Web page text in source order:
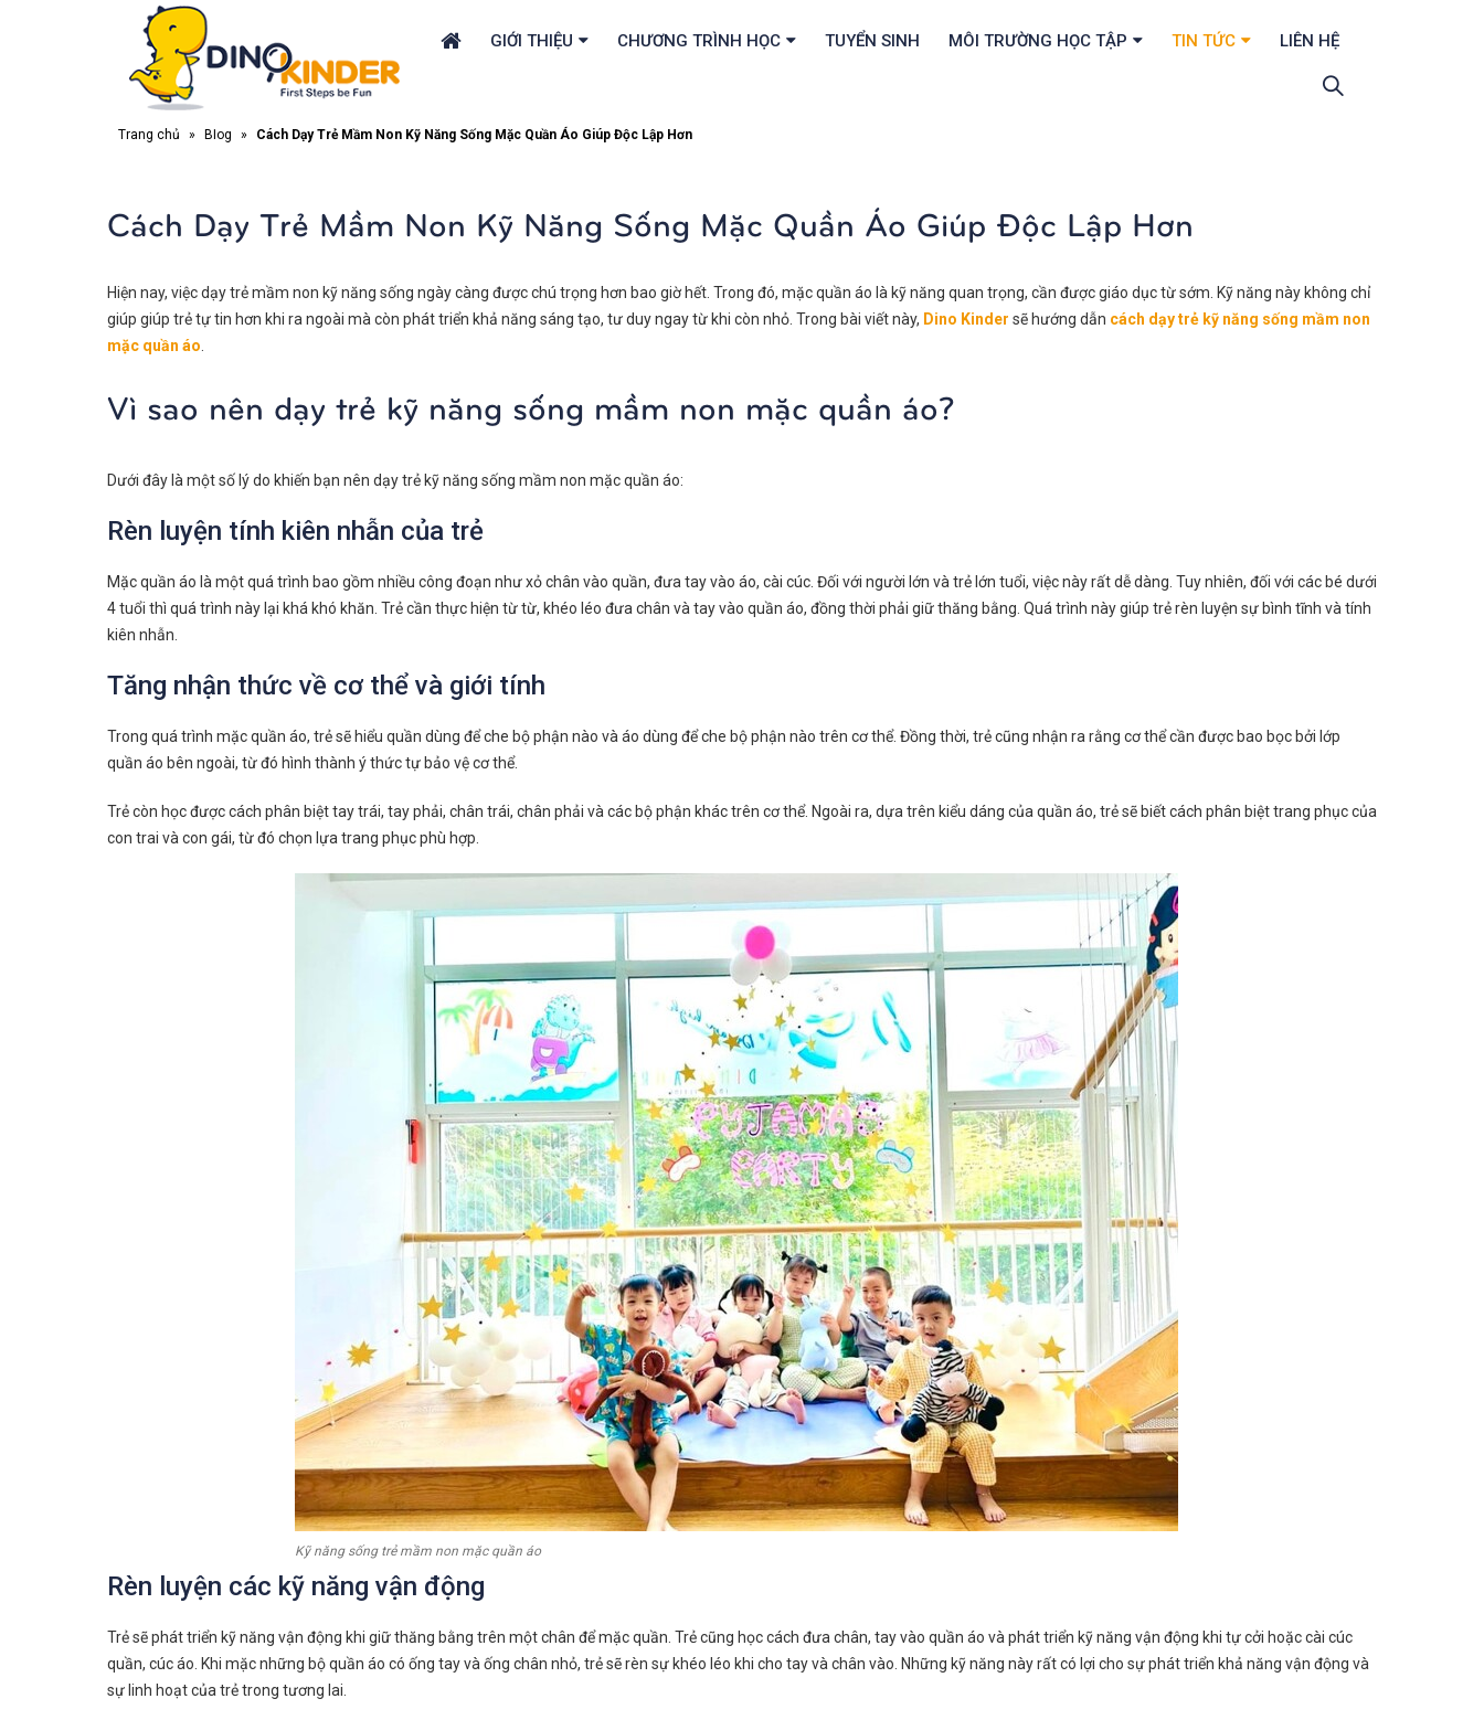
GIỚI THIỆU CHƯƠNG TRÌNH HỌC TUYỂN SINH MÔI TRƯỜNG HỌC TẬP TIN TỨC LIÊN HỆ
Trang chủ » Blog » Cách Dạy Trẻ Mầm Non Kỹ Năng Sống Mặc Quần Áo Giúp Độc Lập Hơn
Cách Dạy Trẻ Mầm Non Kỹ Năng Sống Mặc Quần Áo Giúp Độc Lập Hơn
Hiện nay, việc dạy trẻ mầm non kỹ năng sống ngày càng được chú trọng hơn bao giờ hết. Trong đó, mặc quần áo là kỹ năng quan trọng, cần được giáo dục từ sớm. Kỹ năng này không chỉ
giúp giúp trẻ tự tin hơn khi ra ngoài mà còn phát triển khả năng sáng tạo, tư duy ngay từ khi còn nhỏ. Trong bài viết này, Dino Kinder sẽ hướng dẫn cách dạy trẻ kỹ năng sống mầm non
mặc quần áo
Vì sao nên dạy trẻ kỹ năng sống mầm non mặc quần áo?
Dưới đây là một số lý do khiến bạn nên dạy trẻ kỹ năng sống mầm non mặc quần áo:
Rèn luyện tính kiên nhẫn của trẻ
Mặc quần áo là một quá trình bao gồm nhiều công đoạn như xỏ chân vào quần, đưa tay vào áo, cài cúc. Đối với người lớn và trẻ lớn tuổi, việc này rất dễ dàng. Tuy nhiên, đối với các bé dưới
4 tuổi thì quá trình này lại khá khó khăn. Trẻ cần thực hiện từ từ, khéo léo đưa chân và tay vào quần áo, đồng thời phải giữ thăng bằng. Quá trình này giúp trẻ rèn luyện sự bình tĩnh và tính
kiên nhẫn.
Tăng nhận thức về cơ thể và giới tính
Trong quá trình mặc quần áo, trẻ sẽ hiểu quần dùng để che bộ phận nào và áo dùng để che bộ phận nào trên cơ thể. Đồng thời, trẻ cũng nhận ra rằng cơ thể cần được bao bọc bởi lớp
quần áo bên ngoài, từ đó hình thành ý thức tự bảo vệ cơ thể.
Trẻ còn học được cách phân biệt tay trái, tay phải, chân trái, chân phải và các bộ phận khác trên cơ thể. Ngoài ra, dựa trên kiểu dáng của quần áo, trẻ sẽ biết cách phân biệt trang phục của
con trai và con gái, từ đó chọn lựa trang phục phù hợp.
Kỹ năng sống trẻ mầm non mặc quần áo
Rèn luyện các kỹ năng vận động
Trẻ sẽ phát triển kỹ năng vận động khi giữ thăng bằng trên một chân để mặc quần. Trẻ cũng học cách đưa chân, tay vào quần áo và phát triển kỹ năng vận động khi tự cởi hoặc cài cúc
quần, cúc áo. Khi mặc những bộ quần áo có ống tay và ống chân nhỏ, trẻ sẽ rèn sự khéo léo khi cho tay và chân vào. Những kỹ năng này rất có lợi cho sự phát triển khả năng vận động và
sự linh hoạt của trẻ trong tương lai.